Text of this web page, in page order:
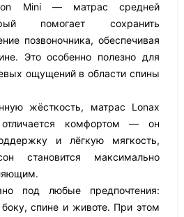
Mini — матрас средней
помогает сохранить
позвоночника, обеспечивая
Это особенно полезно для
ощущений в области спины
жёсткость, матрас Lonax
комфортом — он
и лёгкую мягкость,
становится максимально
под любые предпочтения:
спине и животе. При этом